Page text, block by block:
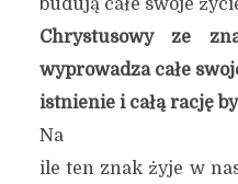
budują całe swoje
Chrystusowy ze
wyprowadza całe
istnienie i całą rację
Na
ile ten znak żyje w